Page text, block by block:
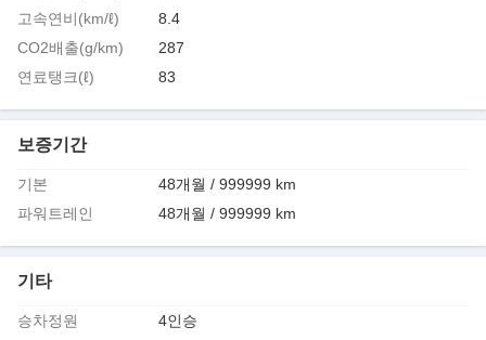
고속연비(km/ℓ)
8.4
CO2배출(g/km)
287
연료탱크(ℓ)
83
보증기간
기본
48개월 / 999999 km
파워트레인
48개월 / 999999 km
기타
승차정원
4인승